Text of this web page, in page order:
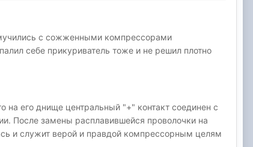
с сожженными компрессорами
себе прикуриватель тоже и не решил плотно
его днище центральный "+" контакт соединен с
После замены расплавившейся проволочки на
и служит верой и правдой компрессорным целям